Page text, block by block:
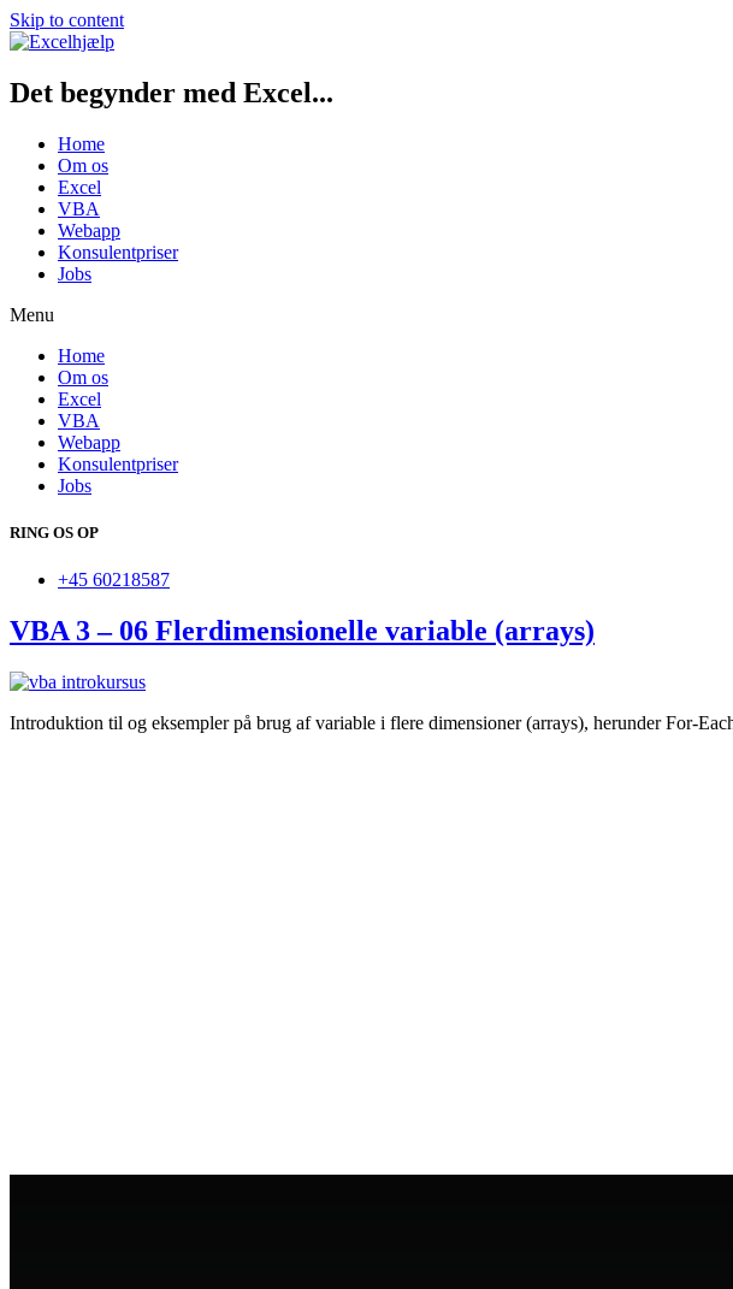
Skip to content
Det begynder med Excel...
Home
Om os
Excel
VBA
Webapp
Konsulentpriser
Jobs
Menu
Home
Om os
Excel
VBA
Webapp
Konsulentpriser
Jobs
RING OS OP
+45 60218587
VBA 3 – 06 Flerdimensionelle variable (arrays)
Introduktion til og eksempler på brug af variable i flere dimensioner (arrays), herunder For-